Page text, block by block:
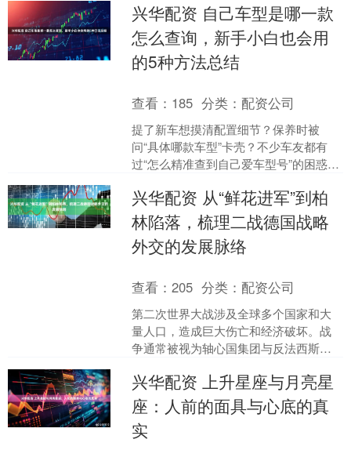
底该抓哪一瓶？别急....
兴华配资 自己车型是哪一款
怎么查询，新手小白也会用
的5种方法总结
查看： 185 分类：配资公司
提了新车想摸清配置细节？保养时被
问“具体哪款车型”卡壳？不少车友都有
过“怎么精准查到自己爱车型号”的困惑。
份证”车架号，就能....
兴华配资 从“鲜花进军”到柏
林陷落，梳理二战德国战略
外交的发展脉络
查看：205 分类：配资公司
第二次世界大战涉及全球多个国家和大
量人口，造成巨大伤亡和经济破坏。战
争通常被视为轴心国集团与反法西斯联
交关系不断调整，尤其是德....
兴华配资 上升星座与月亮星
座：人前的面具与心底的真
实